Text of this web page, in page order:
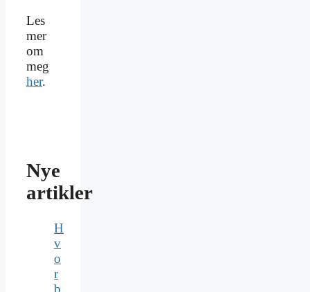
Les
mer
om
meg
her.
Nye
artikler
H
v
o
r
b